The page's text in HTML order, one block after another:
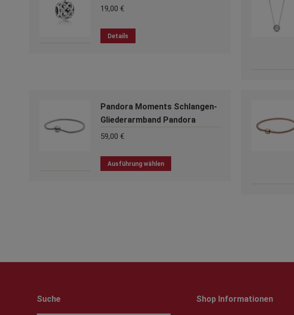
19,00 €
Details
Pandora Moments Schlangen-
Gliederarmband Pandora
59,00 €
Ausführung wählen
Produkt
gewählt
Suche Shop Informationen